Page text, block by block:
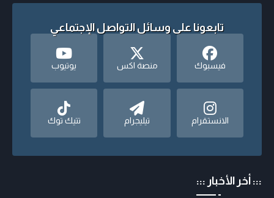
تابعونا على وسائل التواصل الإجتماعي
فيسبوك منصة اكس يوتيوب
الانستقرام تيليجرام تتيك توك
::: أخر الأخبار :::